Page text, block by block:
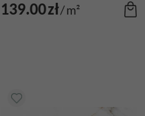
139.00zł/m²